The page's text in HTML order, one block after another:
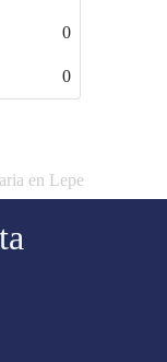
en Lepe